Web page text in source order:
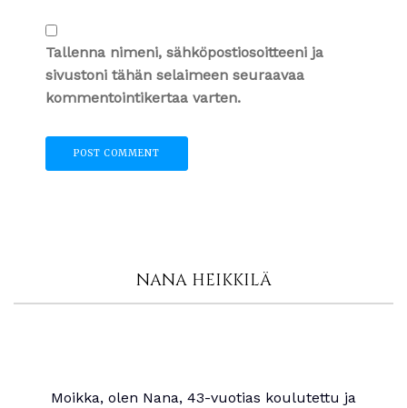
Tallenna nimeni, sähköpostiosoitteeni ja
sivustoni tähän selaimeen seuraavaa
kommentointikertaa varten.
NANA HEIKKILÄ
Moikka, olen Nana, 43-vuotias koulutettu ja